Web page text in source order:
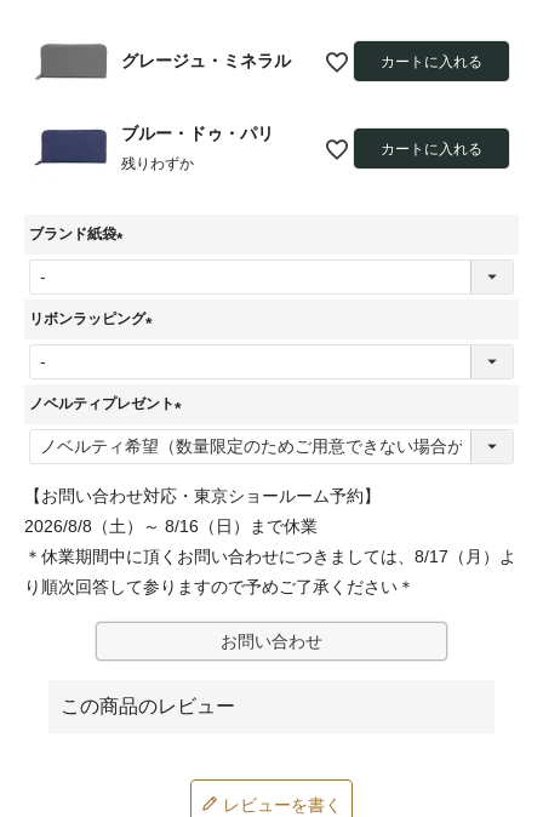
グレージュ・ミネラル カートに入れる
ブルー・ドゥ・パリ
残りわずか
カートに入れる
ブランド紙袋
必
須
リボンラッピング
必
須
)
ノベルティプレゼント
(
必
須
)
【お問い合わせ対応・東京ショールーム予約】
2026/8/8（土）～ 8/16（日）まで休業
＊休業期間中に頂くお問い合わせにつきましては、8/17（月）よ
り順次回答して参りますので予めご了承ください＊
お問い合わせ
レビューを書く